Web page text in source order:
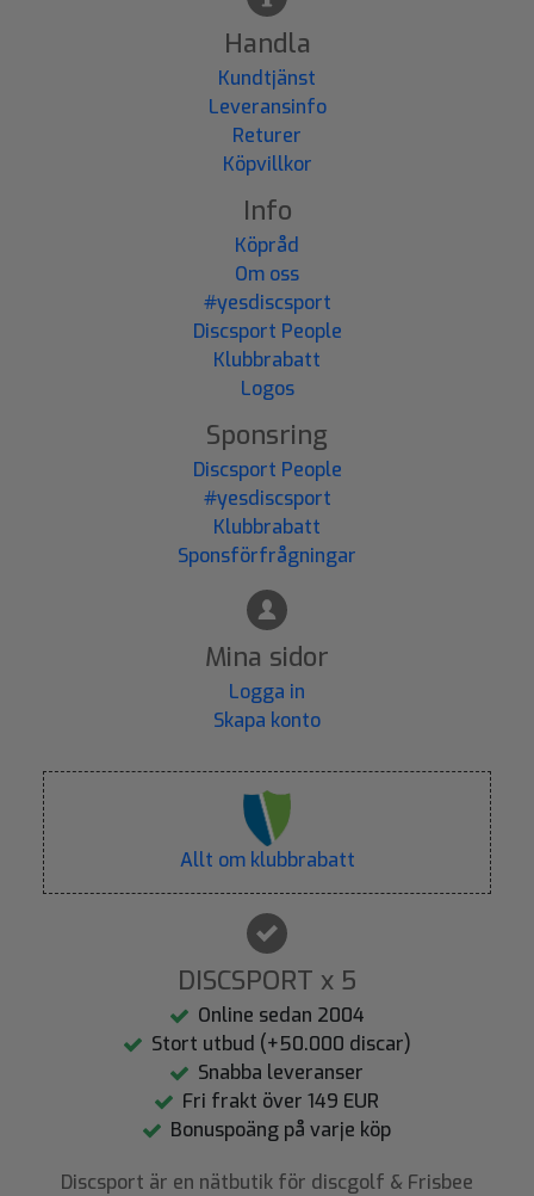
Handla
Kundtjänst
Leveransinfo
Returer
Köpvillkor
Info
Köpråd
Om oss
#yesdiscsport
Discsport People
Klubbrabatt
Logos
Sponsring
Discsport People
#yesdiscsport
Klubbrabatt
Sponsförfrågningar
Mina sidor
Logga in
Skapa konto
Allt om klubbrabatt
DISCSPORT x 5
Online sedan 2004
Stort utbud (+50.000 discar)
Snabba leveranser
Fri frakt över 149 EUR
Bonuspoäng på varje köp
Discsport är en nätbutik för discgolf & Frisbee